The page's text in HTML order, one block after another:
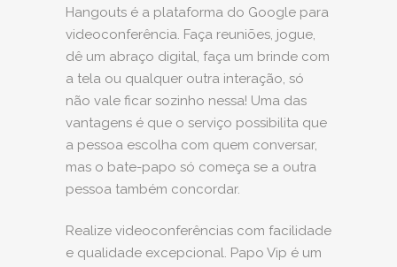
Hangouts é a plataforma do Google para
videoconferência. Faça reuniões, jogue,
dê um abraço digital, faça um brinde com
a tela ou qualquer outra interação, só
não vale ficar sozinho nessa! Uma das
vantagens é que o serviço possibilita que
a pessoa escolha com quem conversar,
mas o bate-papo só começa se a outra
pessoa também concordar.
Realize videoconferências com facilidade
e qualidade excepcional. Papo Vip é um